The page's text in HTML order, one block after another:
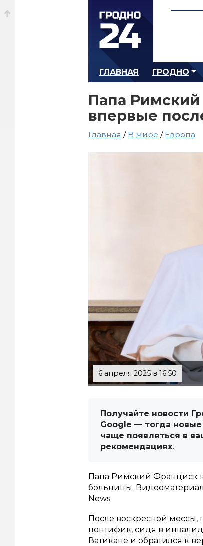
ГЛАВНАЯ ГРОДНО
Папа Римский
впервые
Главная / В мире / Европа
6 апреля 2025 в 16:50
Получайте новости
Google — тогда новые
чаще появляться в
рекомендациях.
Папа Римский Франциск
больницы.
News.
После воскресной
понтифик, сидя в
Ватикане и обратился к